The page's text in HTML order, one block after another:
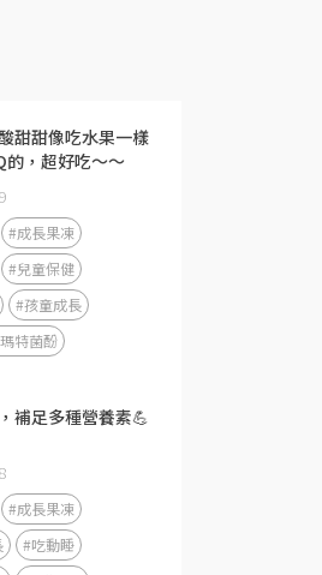
甜甜像吃水果一樣
的，超好吃～～
#成長果凍
#兒童保健
#孩童成長
特菌酚
補足多種營養素💪
#成長果凍
#吃動睡